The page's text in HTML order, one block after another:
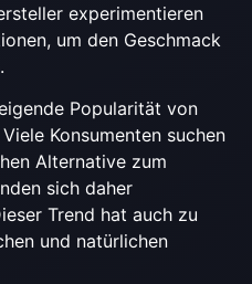
experimentieren
um den Geschmack
Popularität von
Konsumenten suchen
Alternative zum
sich daher
Trend hat auch zu
und natürlichen